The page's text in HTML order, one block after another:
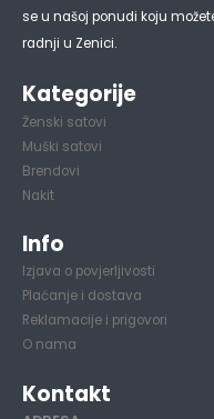
se u našoj ponudi koju
radnji u Zenici.
Kategorije
Ženski satovi
Muški satovi
Brendovi
Nakit
Info
Izjava o povjerljivosti
Plaćanje i dostava
Reklamacije i prigovori
O nama
Kontakt